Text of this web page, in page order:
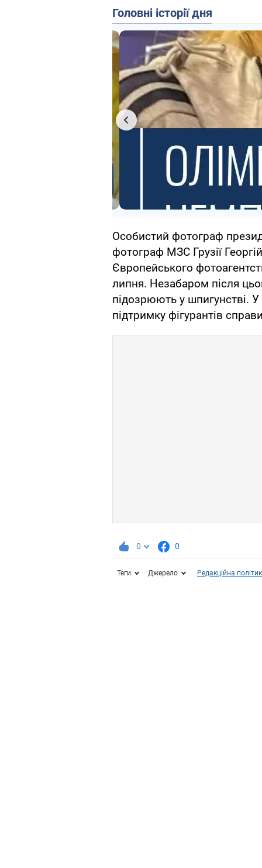
Головні історії дня
Особистий фотограф
фотограф МЗС Грузії
Європейського
липня. Незабаром після
підозрюють у шпигунстві.
підтримку фігурантів
0 0
Теги Джерело Редакційна